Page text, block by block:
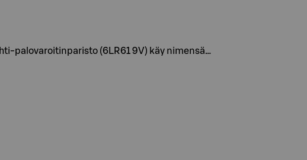
palovaroitinparisto (6LR61 9V) käy nimensä…